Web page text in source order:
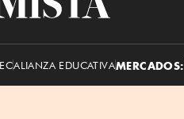
ALIANZA EDUCATIVAMERCADOS: